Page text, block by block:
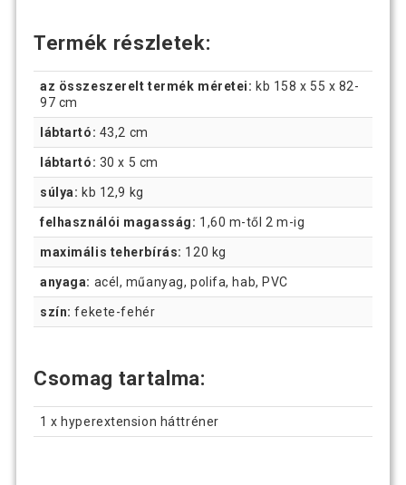
Termék részletek:
az összeszerelt termék méretei: kb 158 x 55 x 82-
97 cm
lábtartó: 43,2 cm
lábtartó: 30 x 5 cm
súlya: kb 12,9 kg
felhasználói magasság: 1,60 m-től 2 m-ig
maximális teherbírás: 120 kg
anyaga: acél, műanyag, polifa, hab, PVC
szín: fekete-fehér
Csomag tartalma:
1 x hyperextension háttréner